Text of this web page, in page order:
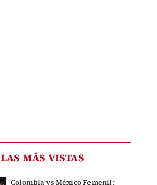
LAS MÁS VISTAS
Colombia vs México Femenil: